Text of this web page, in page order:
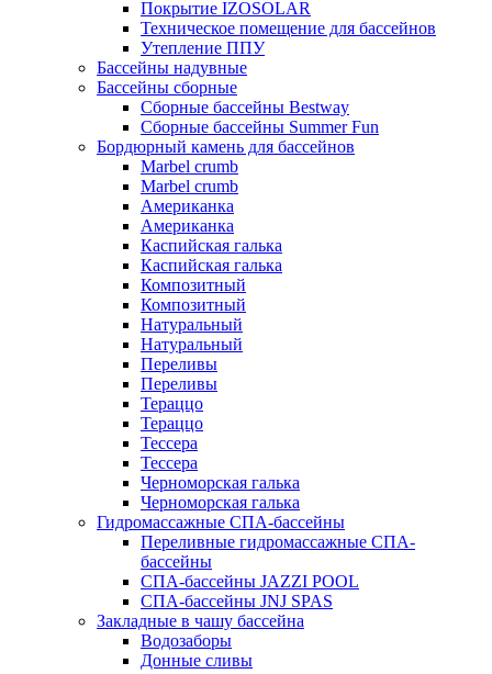
Покрытие IZOSOLAR
Техническое помещение для бассейнов
Утепление ППУ
Бассейны надувные
Бассейны сборные
Сборные бассейны Bestway
Сборные бассейны Summer Fun
Бордюрный камень для бассейнов
Marbel crumb
Marbel crumb
Американка
Американка
Каспийская галька
Каспийская галька
Композитный
Композитный
Натуральный
Натуральный
Переливы
Переливы
Тераццо
Тераццо
Тессера
Тессера
Черноморская галька
Черноморская галька
Гидромассажные СПА-бассейны
Переливные гидромассажные СПА-
бассейны
СПА-бассейны JAZZI POOL
СПА-бассейны JNJ SPAS
Закладные в чашу бассейна
Водозаборы
Донные сливы